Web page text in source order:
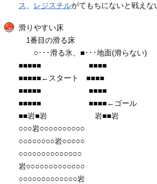
ス
レジスチルがてもちにないと戦えな
滑りやすい床
1番目の滑る床
○･･･滑る氷、■･･･地面(滑らない)
■■■■■ ■■■■
■■■■■←スタート ■■■■
■■■■■ ■■■■
■■■■■ ■■■■←ゴール
■■岩■岩 岩■■岩
○○○岩○○○○○○○○○○
○○○○○○○○岩○○○○○
○○○○○○○○○○○○○○
岩○○○○○○○○○○○○○
○○○○○○○○○○○○○岩